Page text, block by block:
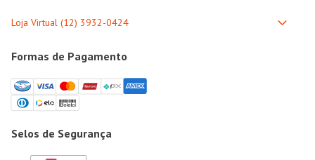
Formas de Pagamento
Selos de Segurança